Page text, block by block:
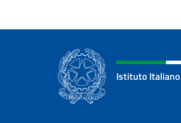
Istituto